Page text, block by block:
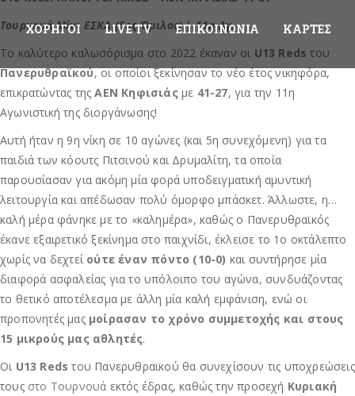
ΧΟΡΗΓΟΊ LIVE TV ΕΠΙΚΟΙΝΩΝΊΑ ΚΆΡΤΕΣ
Τουρνουά Μίνι ΕΣΚΑ (5ος Όμιλος) | 11η Αγ.
Το καλύτερο καλωσόρισμα στο 2022 έκαναν οι U13 Reds του
Πανερυθραϊκού, οι οποίοι ξεκίνησαν το νέο έτος νικηφόρα,
επικρατώντας τηςΑΕΝ Κηφισιάςμε 41-27, για την 11η
Αγωνιστική της διοργάνωσης!
Αυτή ήταν η 9η νίκη σε 10 αγώνες (και 5η συνεχόμενη) για τα
παιδιά των κόουτς Πιτσινού και Δρυμαλίτη, τα οποία
παρουσίασαν για ακόμη μία φορά υποδειγματική αμυντική
λειτουργία και απέδωσαν πολύ όμορφο μπάσκετ. Άλλωστε, η…
καλή μέρα φάνηκε με το «καλημέρα», καθώς ο Πανερυθραϊκός
έκανε εξαιρετικό ξεκίνημα στο παιχνίδι, έκλεισε το 1ο οκτάλεπτο
χωρίς να δεχτεί ούτε έναν πόντο (10-0) και συντήρησε μία
διαφορά ασφαλείας για το υπόλοιπο του αγώνα, συνδυάζοντας
το θετικό αποτέλεσμα με άλλη μία καλή εμφάνιση, ενώ οι
προπονητές μας μοίρασαν το χρόνο συμμετοχής και στους
15 μικρούς μας αθλητές.
Οι U13 Reds του Πανερυθραϊκού θα συνεχίσουν τις υποχρεώσεις
τους στο Τουρνουά εκτός έδρας, καθώς την προσεχή Κυριακή